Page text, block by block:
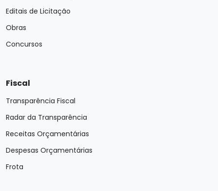
Editais de Licitação
Obras
Concursos
Fiscal
Transparência Fiscal
Radar da Transparência
Receitas Orçamentárias
Despesas Orçamentárias
Frota